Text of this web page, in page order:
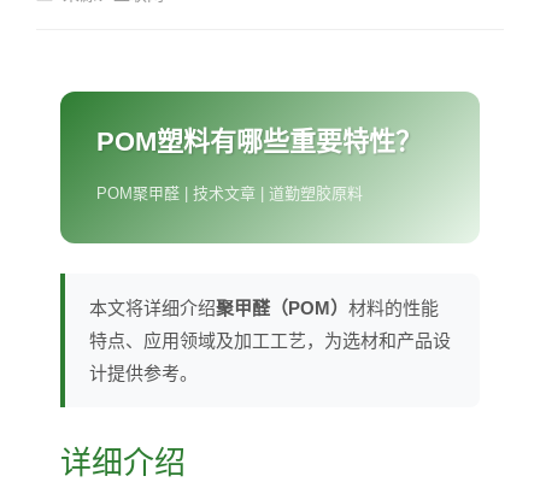
POM塑料有哪些重要特性？
POM聚甲醛 | 技术文章 | 道勤塑胶原料
本文将详细介绍聚甲醛（POM） 材料的性能
特点、应用领域及加工工艺，为选材和产品设
计提供参考。
详细介绍